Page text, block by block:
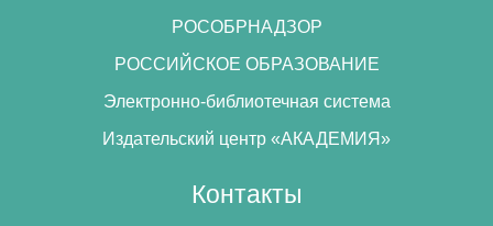
РОСОБРНАДЗОР
РОССИЙСКОЕ ОБРАЗОВАНИЕ
Электронно-библиотечная система
Издательский центр «АКАДЕМИЯ»
Контакты